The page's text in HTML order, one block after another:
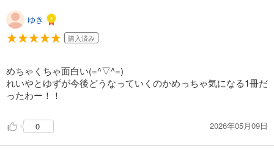
ゆき
購入済み
めちゃくちゃ面白い(=^▽^=)
れいやとゆずが今後どうなっていくのかめっちゃ気になる1冊だ
ったわー！！
0 2026年05月09日